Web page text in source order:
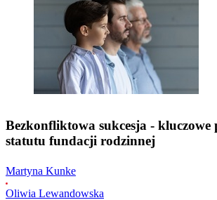
Bezkonfliktowa sukcesja - kluczowe
statutu fundacji rodzinnej
Martyna Kunke
Oliwia Lewandowska